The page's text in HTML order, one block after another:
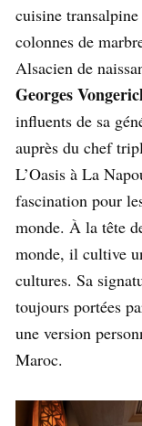
cuisine
colonnes de
Alsacien de
Georges
influents de sa
auprès du chef
L’Oasis à La
fascination pour
monde. À la tête
monde, il cultive
cultures. Sa
toujours portées
une version
Maroc.